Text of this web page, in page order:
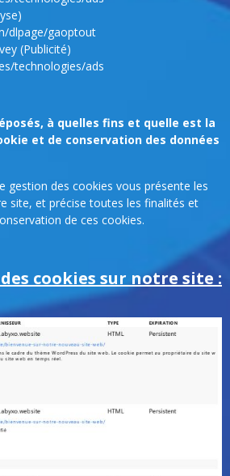
dlpage/gaoptout
(Publicité)
technologies/ads
à quelles fins et quelle est la
et de conservation des données
gestion des cookies vous présente les
site, et précise toutes les finalités et
de ces cookies.
cookies sur notre site :